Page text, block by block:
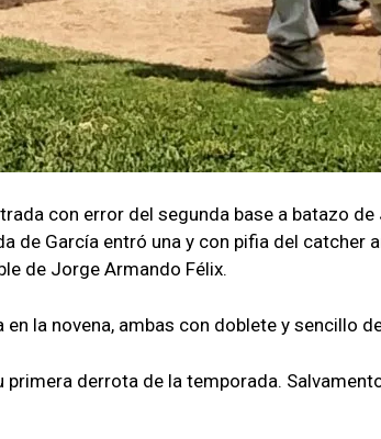
con error del segunda base a batazo
de García entró una y con pifia del catcher
de Jorge Armando Félix.
la novena, ambas con doblete y sencillo
primera derrota de la temporada.